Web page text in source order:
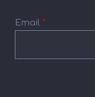
Email *